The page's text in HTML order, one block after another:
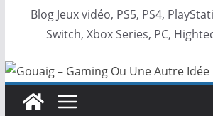
Blog Jeux vidéo, PS5, PS4,
Switch, Xbox Series, PC,